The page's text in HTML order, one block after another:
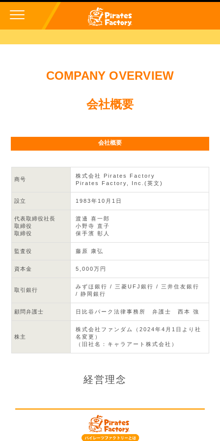
COMPANY OVERVIEW
会社概要
会社概要
商号
株式会社 Pirates Factory
Pirates Factory, Inc.(英文)
設立 1983年10月1日
代表取締役社長
取締役
取締役
渡邊 喜一郎
小野寺 直子
保手濱 彰人
監査役 藤原 康弘
資本金 5,000万円
取引銀行
みずほ銀行 / 三菱UFJ銀行 / 三井住友銀行
/ 静岡銀行
顧問弁護士 日比谷パーク法律事務所 弁護士 西本 強
株主
株式会社ファンダム（2024年4月1日より社
名変更）
（旧社名：キャラアート株式会社）
経営理念